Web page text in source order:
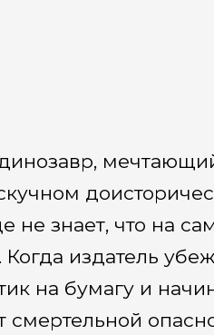
не знает, что на
издатель
на бумагу и